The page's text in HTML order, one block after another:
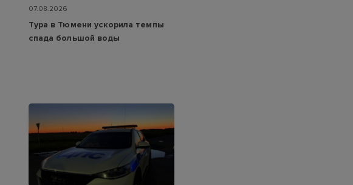
07.08.2026
Тура в Тюмени ускорила темпы
спада большой воды